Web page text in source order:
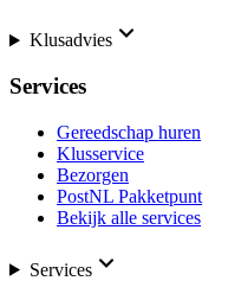
Klusadvies
Services
Gereedschap huren
Klusservice
Bezorgen
PostNL Pakketpunt
Bekijk alle services
Services